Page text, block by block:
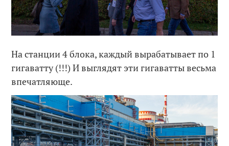
На станции 4 блока, каждый вырабатывает по 1
гигаватту (!!!) И выглядят эти гигаватты весьма
впечатляюще.